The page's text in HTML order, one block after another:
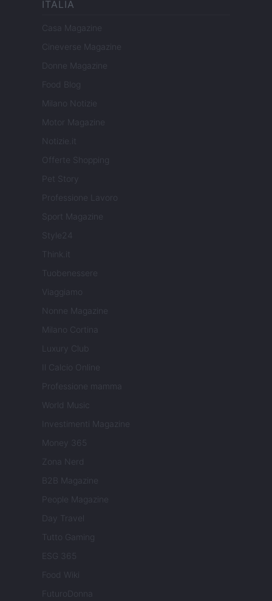
ITALIA
Casa Magazine
Cineverse Magazine
Donne Magazine
Food Blog
Milano Notizie
Motor Magazine
Notizie.it
Offerte Shopping
Pet Story
Professione Lavoro
Sport Magazine
Style24
Think.it
Tuobenessere
Viaggiamo
Nonne Magazine
Milano Cortina
Luxury Club
Il Calcio Online
Professione mamma
World Music
Investimenti Magazine
Money 365
Zona Nerd
B2B Magazine
People Magazine
Day Travel
Tutto Gaming
ESG 365
Food Wiki
FuturoDonna